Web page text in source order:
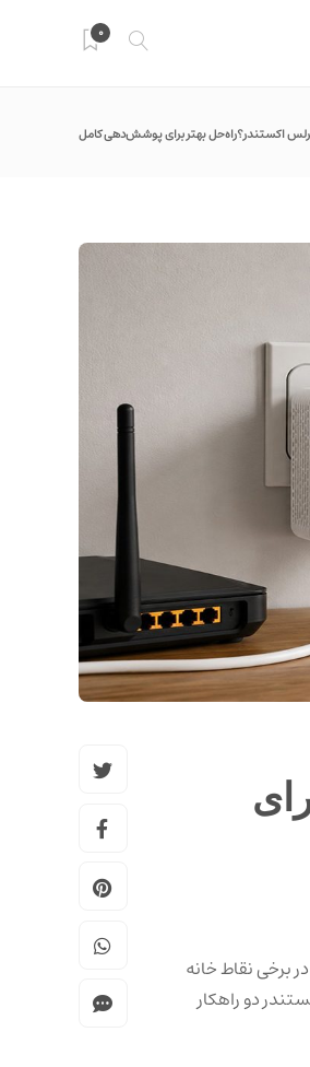
0
اکستندر؟راه‌حل بهتر برای پوشش‌دهی کامل
برخی نقاط خانه
دو راهکار